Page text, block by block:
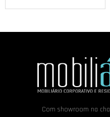
Com showroom na